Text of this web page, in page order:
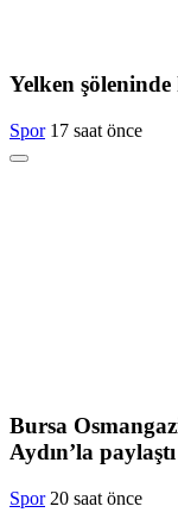
Yelken şöleninde
Spor 17 saat önce
Bursa
Aydın’la paylaştı
Spor 20 saat önce